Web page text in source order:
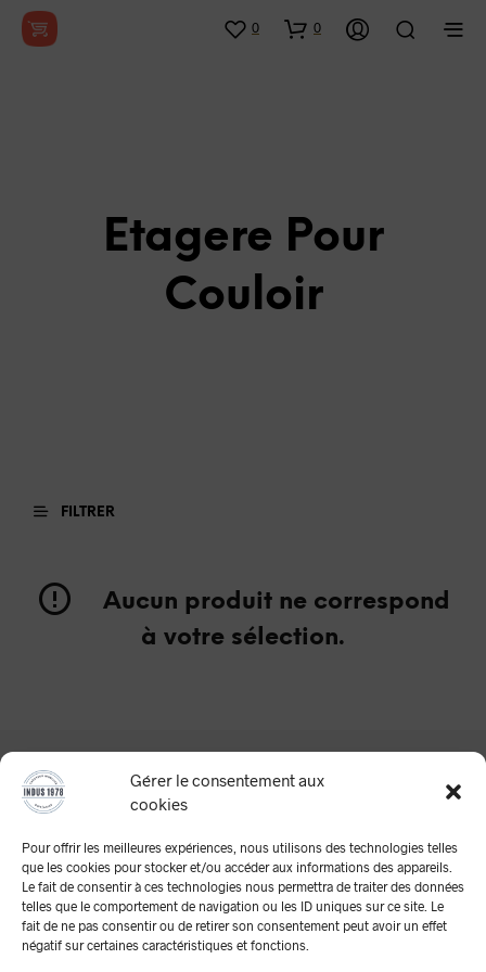
Gérer le consentement aux
cookies
Pour offrir les meilleures expériences, nous utilisons des technologies telles
que les cookies pour stocker et/ou accéder aux informations des appareils.
Le fait de consentir à ces technologies nous permettra de traiter des données
telles que le comportement de navigation ou les ID uniques sur ce site. Le
fait de ne pas consentir ou de retirer son consentement peut avoir un effet
négatif sur certaines caractéristiques et fonctions.
0 0
Etagere Pour
Couloir
FILTRER
Aucun produit ne correspond
à votre sélection.
A Propos
Mentions Légales